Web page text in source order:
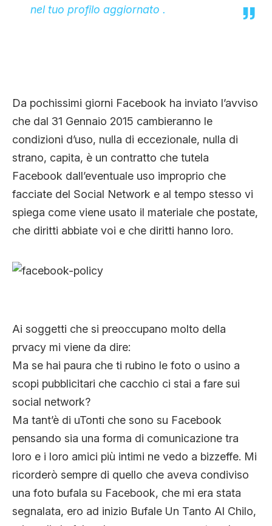
nel tuo profilo aggiornato .
Da pochissimi giorni Facebook ha inviato l’avviso
che dal 31 Gennaio 2015 cambieranno le
condizioni d’uso, nulla di eccezionale, nulla di
strano, capita, è un contratto che tutela
Facebook dall’eventuale uso improprio che
facciate del Social Network e al tempo stesso vi
spiega come viene usato il materiale che postate,
che diritti abbiate voi e che diritti hanno loro.
Ai soggetti che si preoccupano molto della
prvacy mi viene da dire:
Ma se hai paura che ti rubino le foto o usino a
scopi pubblicitari che cacchio ci stai a fare sui
social network?
Ma tant’è di uTonti che sono su Facebook
pensando sia una forma di comunicazione tra
loro e i loro amici più intimi ne vedo a bizzeffe. Mi
ricorderò sempre di quello che aveva condiviso
una foto bufala su Facebook, che mi era stata
segnalata, ero ad inizio Bufale Un Tanto Al Chilo,